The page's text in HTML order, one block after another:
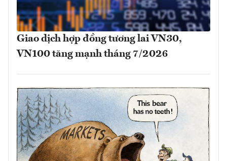
Giao dịch hợp đồng tương lai VN30,
VN100 tăng mạnh tháng 7/2026